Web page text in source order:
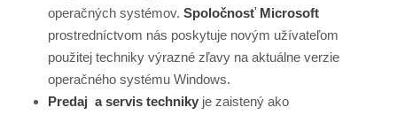
operačných systémov.Spoločnosť Microsoft
prostredníctvom nás poskytuje novým užívateľom
použitej techniky výrazné zľavy na aktuálne verzie
operačného systému Windows.
Predaj a servis techniky je zaistený ako